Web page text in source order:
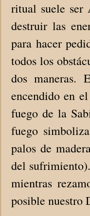
ritual suele ser
destruir las
para hacer
todos los
dos maneras.
encendido en
fuego de la
fuego
palos de
del
mientras
posible nuestro